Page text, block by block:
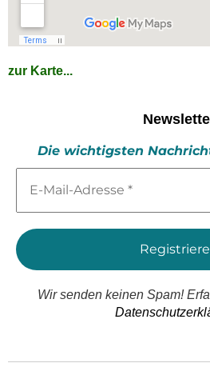
zur Karte...
Die wichtigsten
Mail-
*
Wir senden keinen Spam!